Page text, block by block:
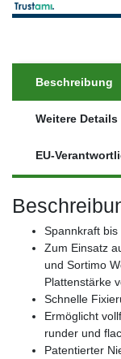
Beschreibung
Weitere Details
EU-
Spannkraft bis
Zum Einsatz
und Sortimo
Plattenstärke
Schnelle
Ermöglicht
runder und
Patentierter